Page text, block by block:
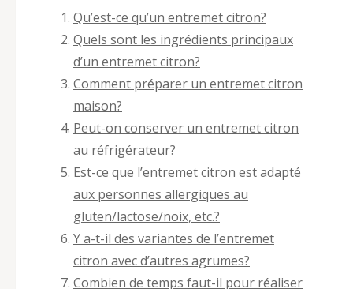
Qu’est-ce qu’un entremet citron?
Quels sont les ingrédients principaux
d’un entremet citron?
Comment préparer un entremet citron
maison?
Peut-on conserver un entremet citron
au réfrigérateur?
Est-ce que l’entremet citron est adapté
aux personnes allergiques au
gluten/lactose/noix, etc.?
Y a-t-il des variantes de l’entremet
citron avec d’autres agrumes?
Combien de temps faut-il pour réaliser